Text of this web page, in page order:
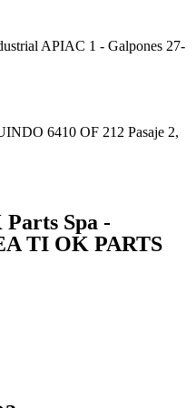
APIAC 1 - Galpones 27-
6410 OF 212 Pasaje 2,
Parts Spa -
TI OK PARTS